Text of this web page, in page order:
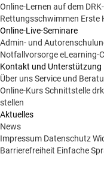
Online-Lernen auf dem
Rettungsschwimmen Erste
Online-Live-Seminare
Admin- und
NotfallvorsorgeeLearning-
Kontakt und Unterstützung
Über unsService und
Online-KursSchnittstelle
stellen
Aktuelles
News
Impressum Datenschutz
Barrierefreiheit Einfache